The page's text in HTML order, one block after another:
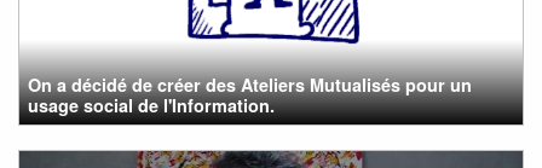
On a décidé de créer des Ateliers Mutualisés pour un
usage social de l'Information.